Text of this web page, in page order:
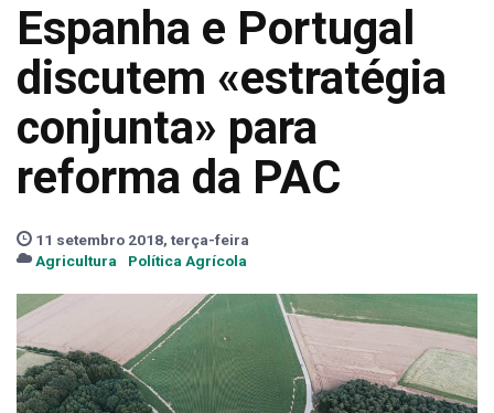
Espanha e Portugal
discutem «estratégia
conjunta» para
reforma da PAC
11 setembro 2018, terça-feira
Agricultura
Política Agrícola